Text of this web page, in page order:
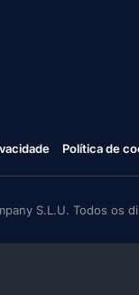
Política de
S.L.U. Todos os